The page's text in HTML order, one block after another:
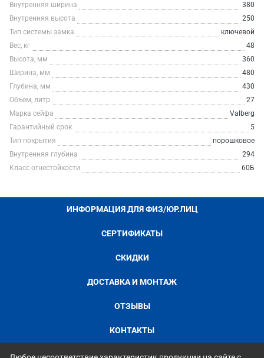
Внутренняя ширина
380
Внутренняя высота
250
Тип системы замка
ключевой
Вес, кг
48
Высота, мм
360
Ширина, мм
480
Глубина, мм
430
Объем, литр
27
Марка сейфа
Valberg
Гарантийный срок
5
Тип покрытия
порошковое
Внутренняя глубина
294
Класс огнестойкости
60Б
ИНФОРМАЦИЯ ДЛЯ ФИЗ/ЮР.ЛИЦ
СЕРТИФИКАТЫ
СКИДКИ
ДОСТАВКА И МОНТАЖ
ОТЗЫВЫ
КОНТАКТЫ